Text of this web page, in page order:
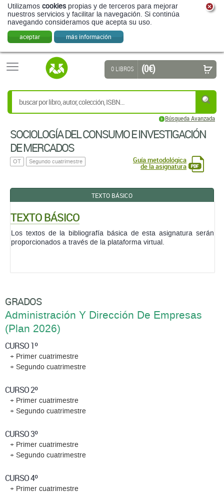
Utilizamos cookies propias y de terceros para mejorar
nuestros servicios y facilitar la navegación. Si continúa
navegando consideramos que acepta su uso.
aceptar más información
Búsqueda Avanzada
0 LIBROS (0 €)
SOCIOLOGÍA DEL CONSUMO E INVESTIGACIÓN
DE MERCADOS
OT Segundo cuatrimestre Guía metodológica
de la asignatura
TEXTO BÁSICO
TEXTO BÁSICO
Los textos de la bibliografía básica de esta asignatura serán
proporcionados a través de la plataforma virtual.
GRADOS
Administración Y Dirección De Empresas
(Plan 2026)
CURSO 1º
+ Primer cuatrimestre
+ Segundo cuatrimestre
CURSO 2º
+ Primer cuatrimestre
+ Segundo cuatrimestre
CURSO 3º
+ Primer cuatrimestre
+ Segundo cuatrimestre
CURSO 4º
+ Primer cuatrimestre